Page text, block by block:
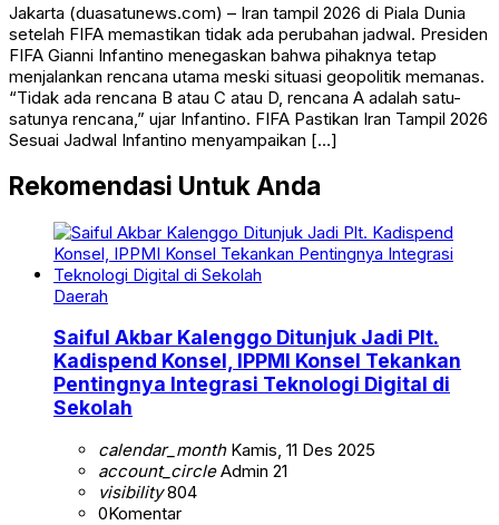
Jakarta (duasatunews.com) – Iran tampil 2026 di Piala Dunia
setelah FIFA memastikan tidak ada perubahan jadwal. Presiden
FIFA Gianni Infantino menegaskan bahwa pihaknya tetap
menjalankan rencana utama meski situasi geopolitik memanas.
“Tidak ada rencana B atau C atau D, rencana A adalah satu-
satunya rencana,” ujar Infantino. FIFA Pastikan Iran Tampil 2026
Sesuai Jadwal Infantino menyampaikan […]
Rekomendasi Untuk Anda
Daerah
Saiful Akbar Kalenggo Ditunjuk Jadi Plt.
Kadispend Konsel, IPPMI Konsel Tekankan
Pentingnya Integrasi Teknologi Digital di
Sekolah
calendar_monthKamis, 11 Des 2025
account_circleAdmin 21
visibility804
0Komentar